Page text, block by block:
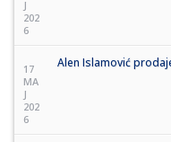
J
202
6
17
MA
J
202
6
Alen Islamović